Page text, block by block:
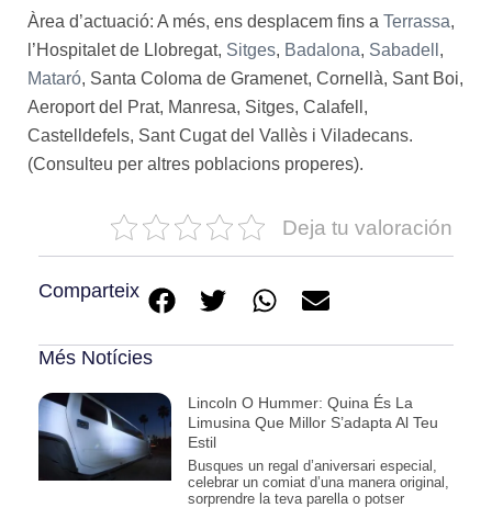
Àrea d’actuació: A més, ens desplacem fins a Terrassa,
l’Hospitalet de Llobregat, Sitges, Badalona, Sabadell ,
Mataró, Santa Coloma de Gramenet, Cornellà, Sant Boi,
Aeroport del Prat, Manresa, Sitges, Calafell,
Castelldefels, Sant Cugat del Vallès i Viladecans.
(Consulteu per altres poblacions properes).
Deja tu valoración
Comparteix
Més Notícies
Lincoln O Hummer: Quina És La
Limusina Que Millor S’adapta Al Teu
Estil
Busques un regal d’aniversari especial,
celebrar un comiat d’una manera original,
sorprendre la teva parella o potser